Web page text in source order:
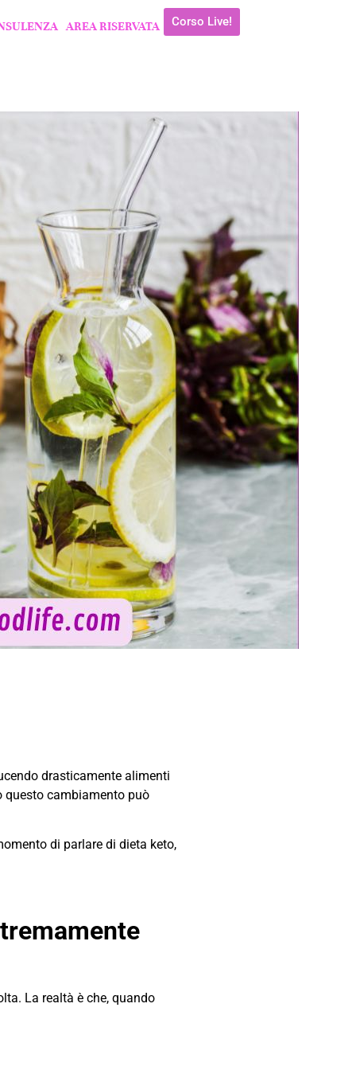
AREA RISERVATA Corso Live!
drasticamente alimenti
questo cambiamento può
di parlare di dieta keto,
La realtà è che, quando